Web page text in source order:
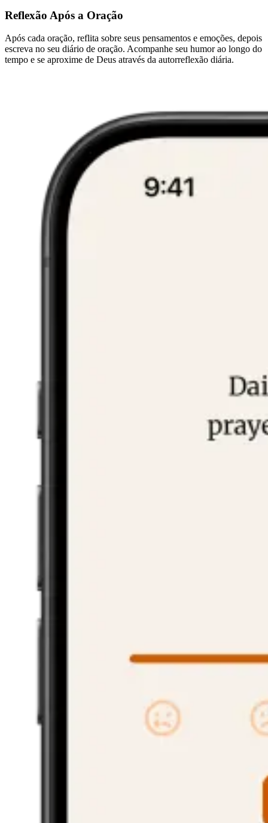
Reflexão Após a Oração
Após cada oração, reflita sobre seus pensamentos e emoções, depois
escreva no seu diário de oração. Acompanhe seu humor ao longo do
tempo e se aproxime de Deus através da autorreflexão diária.